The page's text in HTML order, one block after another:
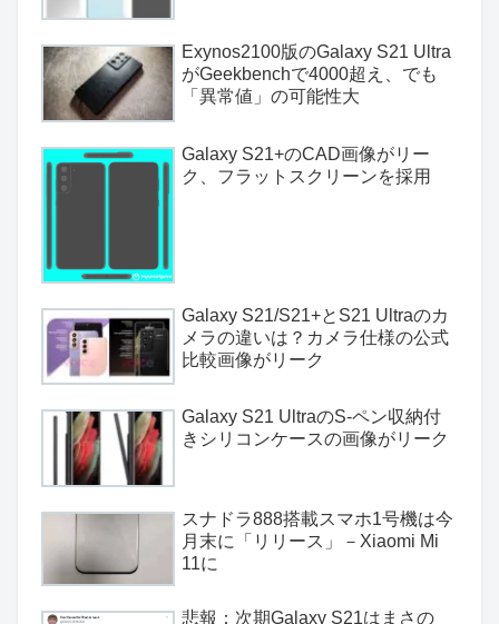
Exynos2100版のGalaxy S21 Ultra
がGeekbenchで4000超え、でも
「異常値」の可能性大
Galaxy S21+のCAD画像がリー
ク、フラットスクリーンを採用
Galaxy S21/S21+とS21 Ultraのカ
メラの違いは？カメラ仕様の公式
比較画像がリーク
Galaxy S21 UltraのS-ペン収納付
きシリコンケースの画像がリーク
スナドラ888搭載スマホ1号機は今
月末に「リリース」－Xiaomi Mi
11に
悲報：次期Galaxy S21はまさの